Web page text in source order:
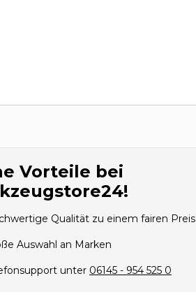
Vorteile bei
Qualität zu einem fairen Preis
Auswahl an Marken
unter 06145 - 954 525 0